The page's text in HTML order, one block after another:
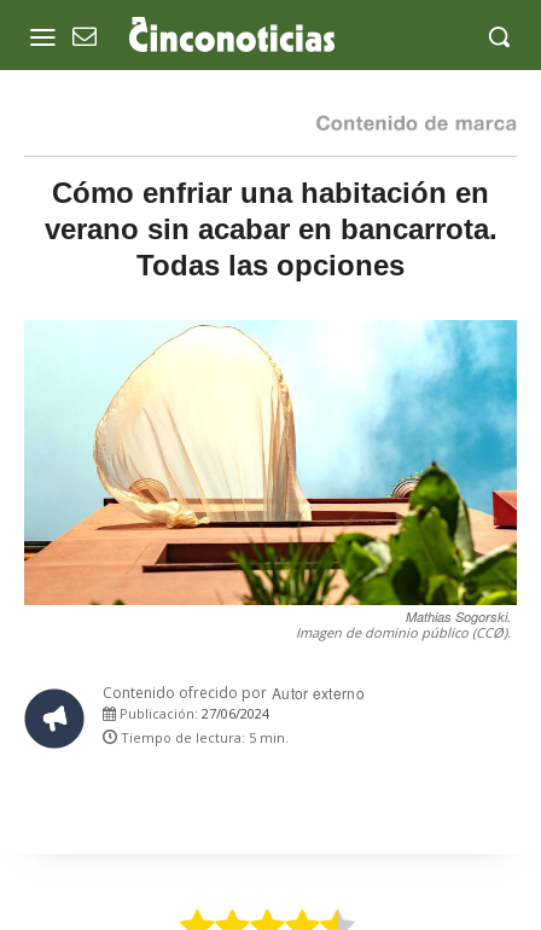
Cómo enfriar una habitación en
verano sin acabar en bancarrota.
Todas las opciones
Mathias Sogorski.
Imagen de dominio público (CCØ).
Contenido ofrecido por Autor externo
Publicación: 27/06/2024
Tiempo de lectura: 5 min.